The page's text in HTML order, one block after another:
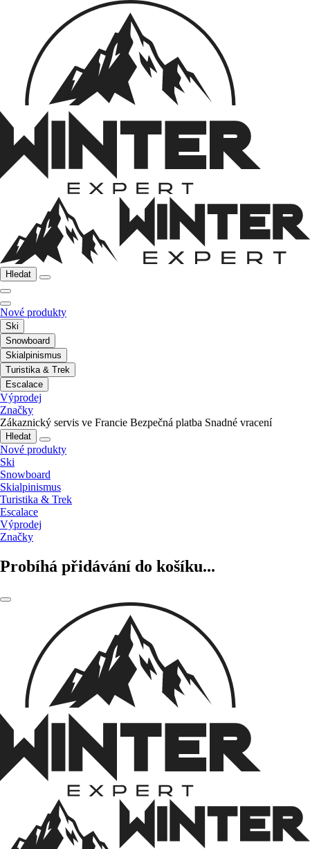
Hledat
Nové produkty
Ski
Snowboard
Skialpinismus
Turistika & Trek
Escalace
Výprodej
Značky
Zákaznický servis ve Francie Bezpečná platba Snadné vracení
Hledat
Nové produkty
Ski
Snowboard
Skialpinismus
Turistika & Trek
Escalace
Výprodej
Značky
Probíhá přidávání do košíku...